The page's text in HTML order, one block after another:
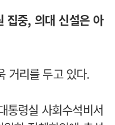
집중, 의대 신설은 아
거리를 두고 있다.
통령실 사회수석비서